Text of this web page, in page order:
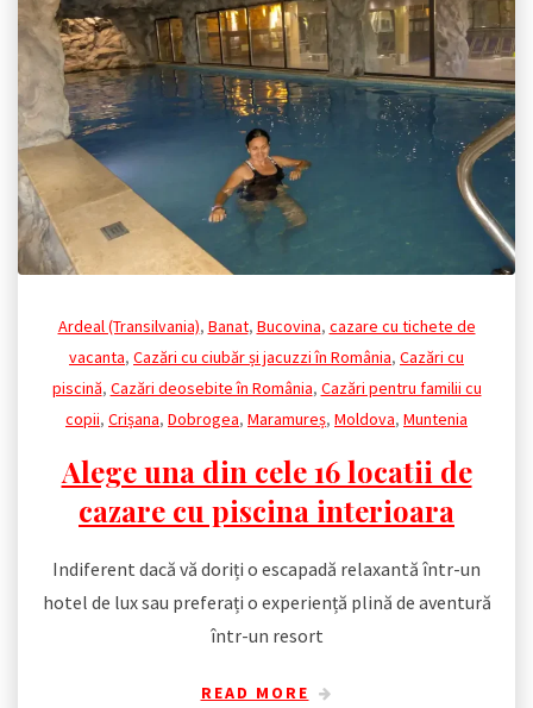
Ardeal (Transilvania), Banat, Bucovina, cazare cu tichete de
vacanta, Cazări cu ciubăr și jacuzzi în România, Cazări cu
piscină, Cazări deosebite în România, Cazări pentru familii cu
copii, Crișana, Dobrogea, Maramureș, Moldova, Muntenia
Alege una din cele 16 locatii de
cazare cu piscina interioara
Indiferent dacă vă doriți o escapadă relaxantă într-un
hotel de lux sau preferați o experiență plină de aventură
într-un resort
READ MORE